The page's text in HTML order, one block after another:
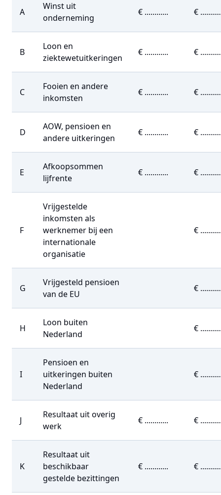
A
Winst uit
onderneming
€ ............ €
B
Loon en
ziektewetuitkeringen
€ ............ €
C
Fooien en andere
inkomsten
€ ............ €
D
AOW, pensioen en
andere uitkeringen
€ ............ €
E
Afkoopsommen
lijfrente
€ ............ €
F
Vrijgestelde
inkomsten als
werknemer bij een
internationale
organisatie
€
G
Vrijgesteld pensioen
van de EU
€
H
Loon buiten
Nederland
€
I
Pensioen en
uitkeringen buiten
Nederland
€
J
Resultaat uit overig
werk
€ ............ €
K
Resultaat uit
beschikbaar
gestelde bezittingen
€ ............ €